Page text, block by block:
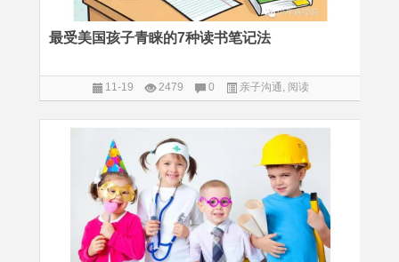
最受美国孩子青睐的7种读书笔记法
11-19 2479 0 亲子沟通, 阅读